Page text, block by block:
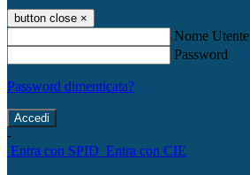
button close ×
Nome Utente
Password
Password dimenticata?
-
Entra con SPID Entra con CIE